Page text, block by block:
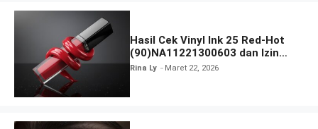
Hasil Cek Vinyl Ink 25 Red-Hot
(90)NA11221300603 dan Izin
BPOM
Rina Ly Maret 22, 2026